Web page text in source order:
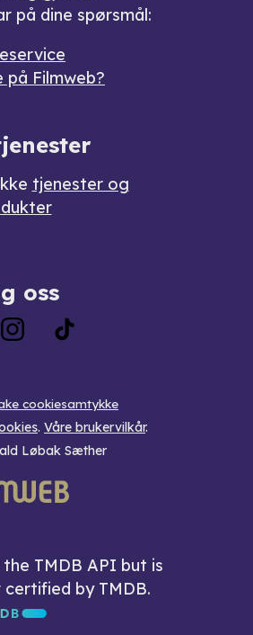
på dine spørsmål:
på Filmweb?
tjenester og
oss
cookiesamtykke
. Våre brukervilkår.
Løbak Sæther
TMDB API but is
by TMDB.